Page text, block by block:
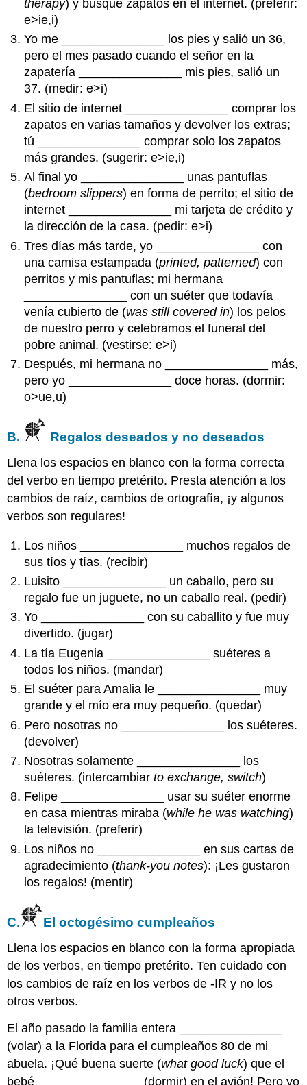
therapy) y busqué zapatos en el internet. (preferir:
e>ie,i)
Yo me _______________ los pies y salió un 36,
pero el mes pasado cuando el señor en la
zapatería _______________ mis pies, salió un
37. (medir: e>i)
El sitio de internet _______________ comprar los
zapatos en varias tamaños y devolver los extras;
tú _______________ comprar solo los zapatos
más grandes. (sugerir: e>ie,i)
Al final yo _______________ unas pantuflas
(bedroom slippers) en forma de perrito; el sitio de
internet _______________ mi tarjeta de crédito y
la dirección de la casa. (pedir: e>i)
Tres días más tarde, yo _______________ con
una camisa estampada (printed, patterned) con
perritos y mis pantuflas; mi hermana
_______________ con un suéter que todavía
venía cubierto de (was still covered in) los pelos
de nuestro perro y celebramos el funeral del
pobre animal. (vestirse: e>i)
Después, mi hermana no _______________ más,
pero yo _______________ doce horas. (dormir:
o>ue,u)
B. Regalos deseados y no deseados
Llena los espacios en blanco con la forma correcta
del verbo en tiempo pretérito. Presta atención a los
cambios de raíz, cambios de ortografía, ¡y algunos
verbos son regulares!
Los niños _______________ muchos regalos de
sus tíos y tías. (recibir)
Luisito _______________ un caballo, pero su
regalo fue un juguete, no un caballo real. (pedir)
Yo _______________ con su caballito y fue muy
divertido. (jugar)
La tía Eugenia _______________ suéteres a
todos los niños. (mandar)
El suéter para Amalia le _______________ muy
grande y el mío era muy pequeño. (quedar)
Pero nosotras no _______________ los suéteres.
(devolver)
Nosotras solamente _______________ los
suéteres. (intercambiarto exchange, switch)
Felipe _______________ usar su suéter enorme
en casa mientras miraba (while he was watching)
la televisión. (preferir)
Los niños no _______________ en sus cartas de
agradecimiento (thank-you notes): ¡Les gustaron
los regalos! (mentir)
C. El octogésimo cumpleaños
Llena los espacios en blanco con la forma apropiada
de los verbos, en tiempo pretérito. Ten cuidado con
los cambios de raíz en los verbos de -IR y no los
otros verbos.
El año pasado la familia entera _______________
(volar) a la Florida para el cumpleaños 80 de mi
abuela. ¡Qué buena suerte (what good luck) que el
bebé _______________ (dormir) en el avión! Pero yo